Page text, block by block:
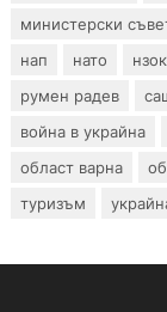
министерски
нап
нато нзок
румен радев
война в украйна
област варна
туризъм